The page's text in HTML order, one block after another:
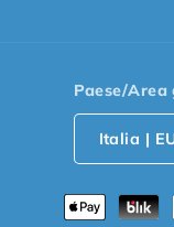
Paese/
Metodi